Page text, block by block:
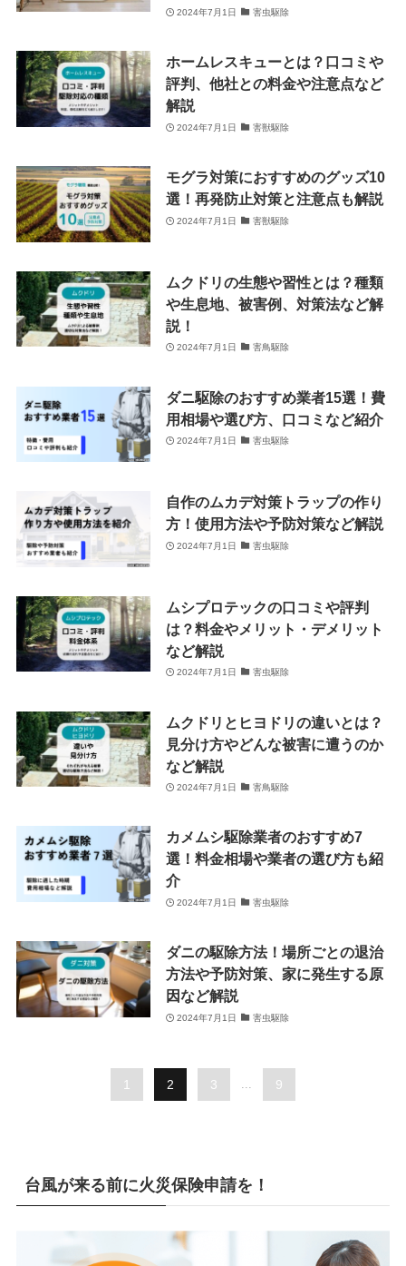
2024年7月1日 害虫駆除
ホームレスキューとは？口コミや
評判、他社との料金や注意点など
解説
2024年7月1日 害獣駆除
モグラ対策におすすめのグッズ10
選！再発防止対策と注意点も解説
2024年7月1日 害獣駆除
ムクドリの生態や習性とは？種類
や生息地、被害例、対策法など解
説！
2024年7月1日 害鳥駆除
ダニ駆除のおすすめ業者15選！費
用相場や選び方、口コミなど紹介
2024年7月1日 害虫駆除
自作のムカデ対策トラップの作り
方！使用方法や予防対策など解説
2024年7月1日 害虫駆除
ムシプロテックの口コミや評判
は？料金やメリット・デメリット
など解説
2024年7月1日 害虫駆除
ムクドリとヒヨドリの違いとは？
見分け方やどんな被害に遭うのか
など解説
2024年7月1日 害鳥駆除
カメムシ駆除業者のおすすめ7
選！料金相場や業者の選び方も紹
介
2024年7月1日 害虫駆除
ダニの駆除方法！場所ごとの退治
方法や予防対策、家に発生する原
因など解説
2024年7月1日 害虫駆除
1 2 3 9
台風が来る前に火災保険申請を！